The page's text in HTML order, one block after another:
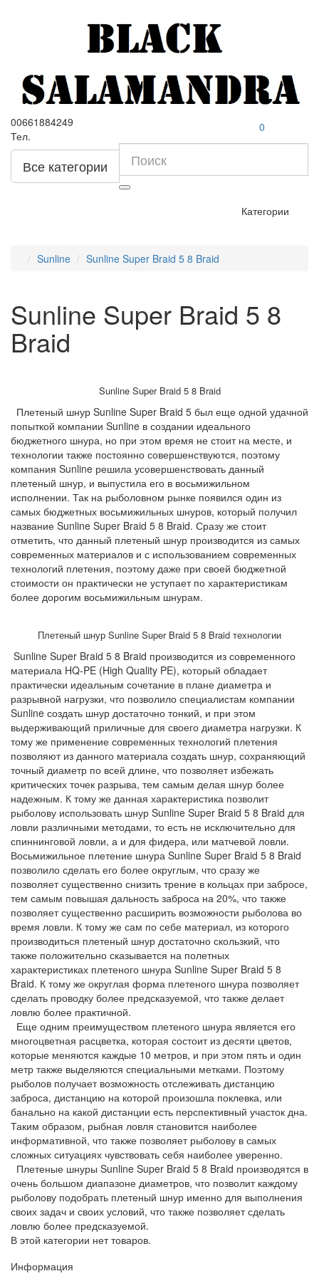
00661884249
Тел.
0
Все категории
Категории
Sunline Sunline Super Braid 5 8 Braid
Sunline Super Braid 5 8
Braid
Sunline Super Braid 5 8 Braid
Плетеный шнур Sunline Super Braid 5 был еще одной удачной
попыткой компании Sunline в создании идеального
бюджетного шнура, но при этом время не стоит на месте, и
технологии также постоянно совершенствуются, поэтому
компания Sunline решила усовершенствовать данный
плетеный шнур, и выпустила его в восьмижильном
исполнении. Так на рыболовном рынке появился один из
самых бюджетных восьмижильных шнуров, который получил
название Sunline Super Braid 5 8 Braid. Сразу же стоит
отметить, что данный плетеный шнур производится из самых
современных материалов и с использованием современных
технологий плетения, поэтому даже при своей бюджетной
стоимости он практически не уступает по характеристикам
более дорогим восьмижильным шнурам.
Плетеный шнур Sunline Super Braid 5 8 Braid технологии
Sunline Super Braid 5 8 Braid производится из современного
материала HQ-PE (High Quality PE), который обладает
практически идеальным сочетание в плане диаметра и
разрывной нагрузки, что позволило специалистам компании
Sunline создать шнур достаточно тонкий, и при этом
выдерживающий приличные для своего диаметра нагрузки. К
тому же применение современных технологий плетения
позволяют из данного материала создать шнур, сохраняющий
точный диаметр по всей длине, что позволяет избежать
критических точек разрыва, тем самым делая шнур более
надежным. К тому же данная характеристика позволит
рыболову использовать шнур Sunline Super Braid 5 8 Braid для
ловли различными методами, то есть не исключительно для
спиннинговой ловли, а и для фидера, или матчевой ловли.
Восьмижильное плетение шнура Sunline Super Braid 5 8 Braid
позволило сделать его более округлым, что сразу же
позволяет существенно снизить трение в кольцах при забросе,
тем самым повышая дальность заброса на 20%, что также
позволяет существенно расширить возможности рыболова во
время ловли. К тому же сам по себе материал, из которого
производиться плетеный шнур достаточно скользкий, что
также положительно сказывается на полетных
характеристиках плетеного шнура Sunline Super Braid 5 8
Braid. К тому же округлая форма плетеного шнура позволяет
сделать проводку более предсказуемой, что также делает
ловлю более практичной.
Еще одним преимуществом плетеного шнура является его
многоцветная расцветка, которая состоит из десяти цветов,
которые меняются каждые 10 метров, и при этом пять и один
метр также выделяются специальными метками. Поэтому
рыболов получает возможность отслеживать дистанцию
заброса, дистанцию на которой произошла поклевка, или
банально на какой дистанции есть перспективный участок дна.
Таким образом, рыбная ловля становится наиболее
информативной, что также позволяет рыболову в самых
сложных ситуациях чувствовать себя наиболее уверенно.
Плетеные шнуры Sunline Super Braid 5 8 Braid производятся в
очень большом диапазоне диаметров, что позволит каждому
рыболову подобрать плетеный шнур именно для выполнения
своих задач и своих условий, что также позволяет сделать
ловлю более предсказуемой.
В этой категории нет товаров.
Информация